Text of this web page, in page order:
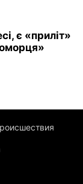
є «приліт»